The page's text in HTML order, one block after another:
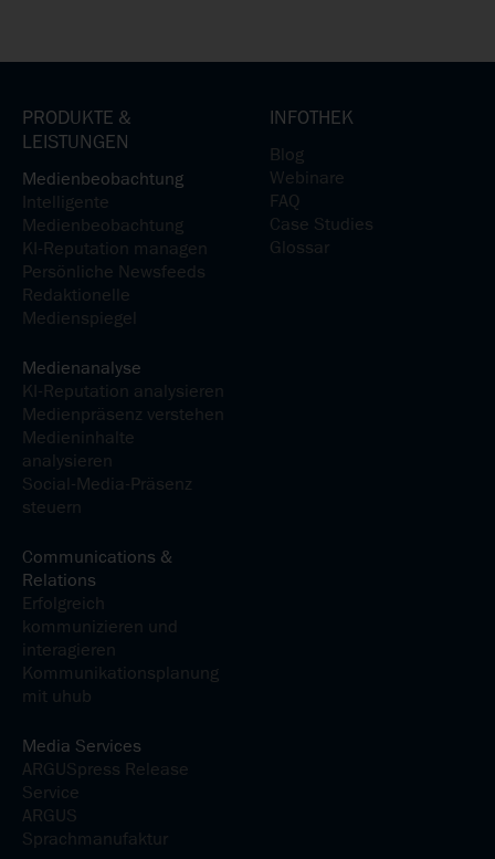
PRODUKTE &
LEISTUNGEN
Medienbeobachtung
Intelligente
Medienbeobachtung
KI-Reputation managen
Persönliche Newsfeeds
Redaktionelle
Medienspiegel
Medienanalyse
KI-Reputation analysieren
Medienpräsenz verstehen
Medieninhalte
analysieren
Social-Media-Präsenz
steuern
Communications &
Relations
Erfolgreich
kommunizieren und
interagieren
Kommunikationsplanung
mit uhub
Media Services
ARGUSpress Release
Service
ARGUS
Sprachmanufaktur
INFOTHEK
Blog
Webinare
FAQ
Case Studies
Glossar